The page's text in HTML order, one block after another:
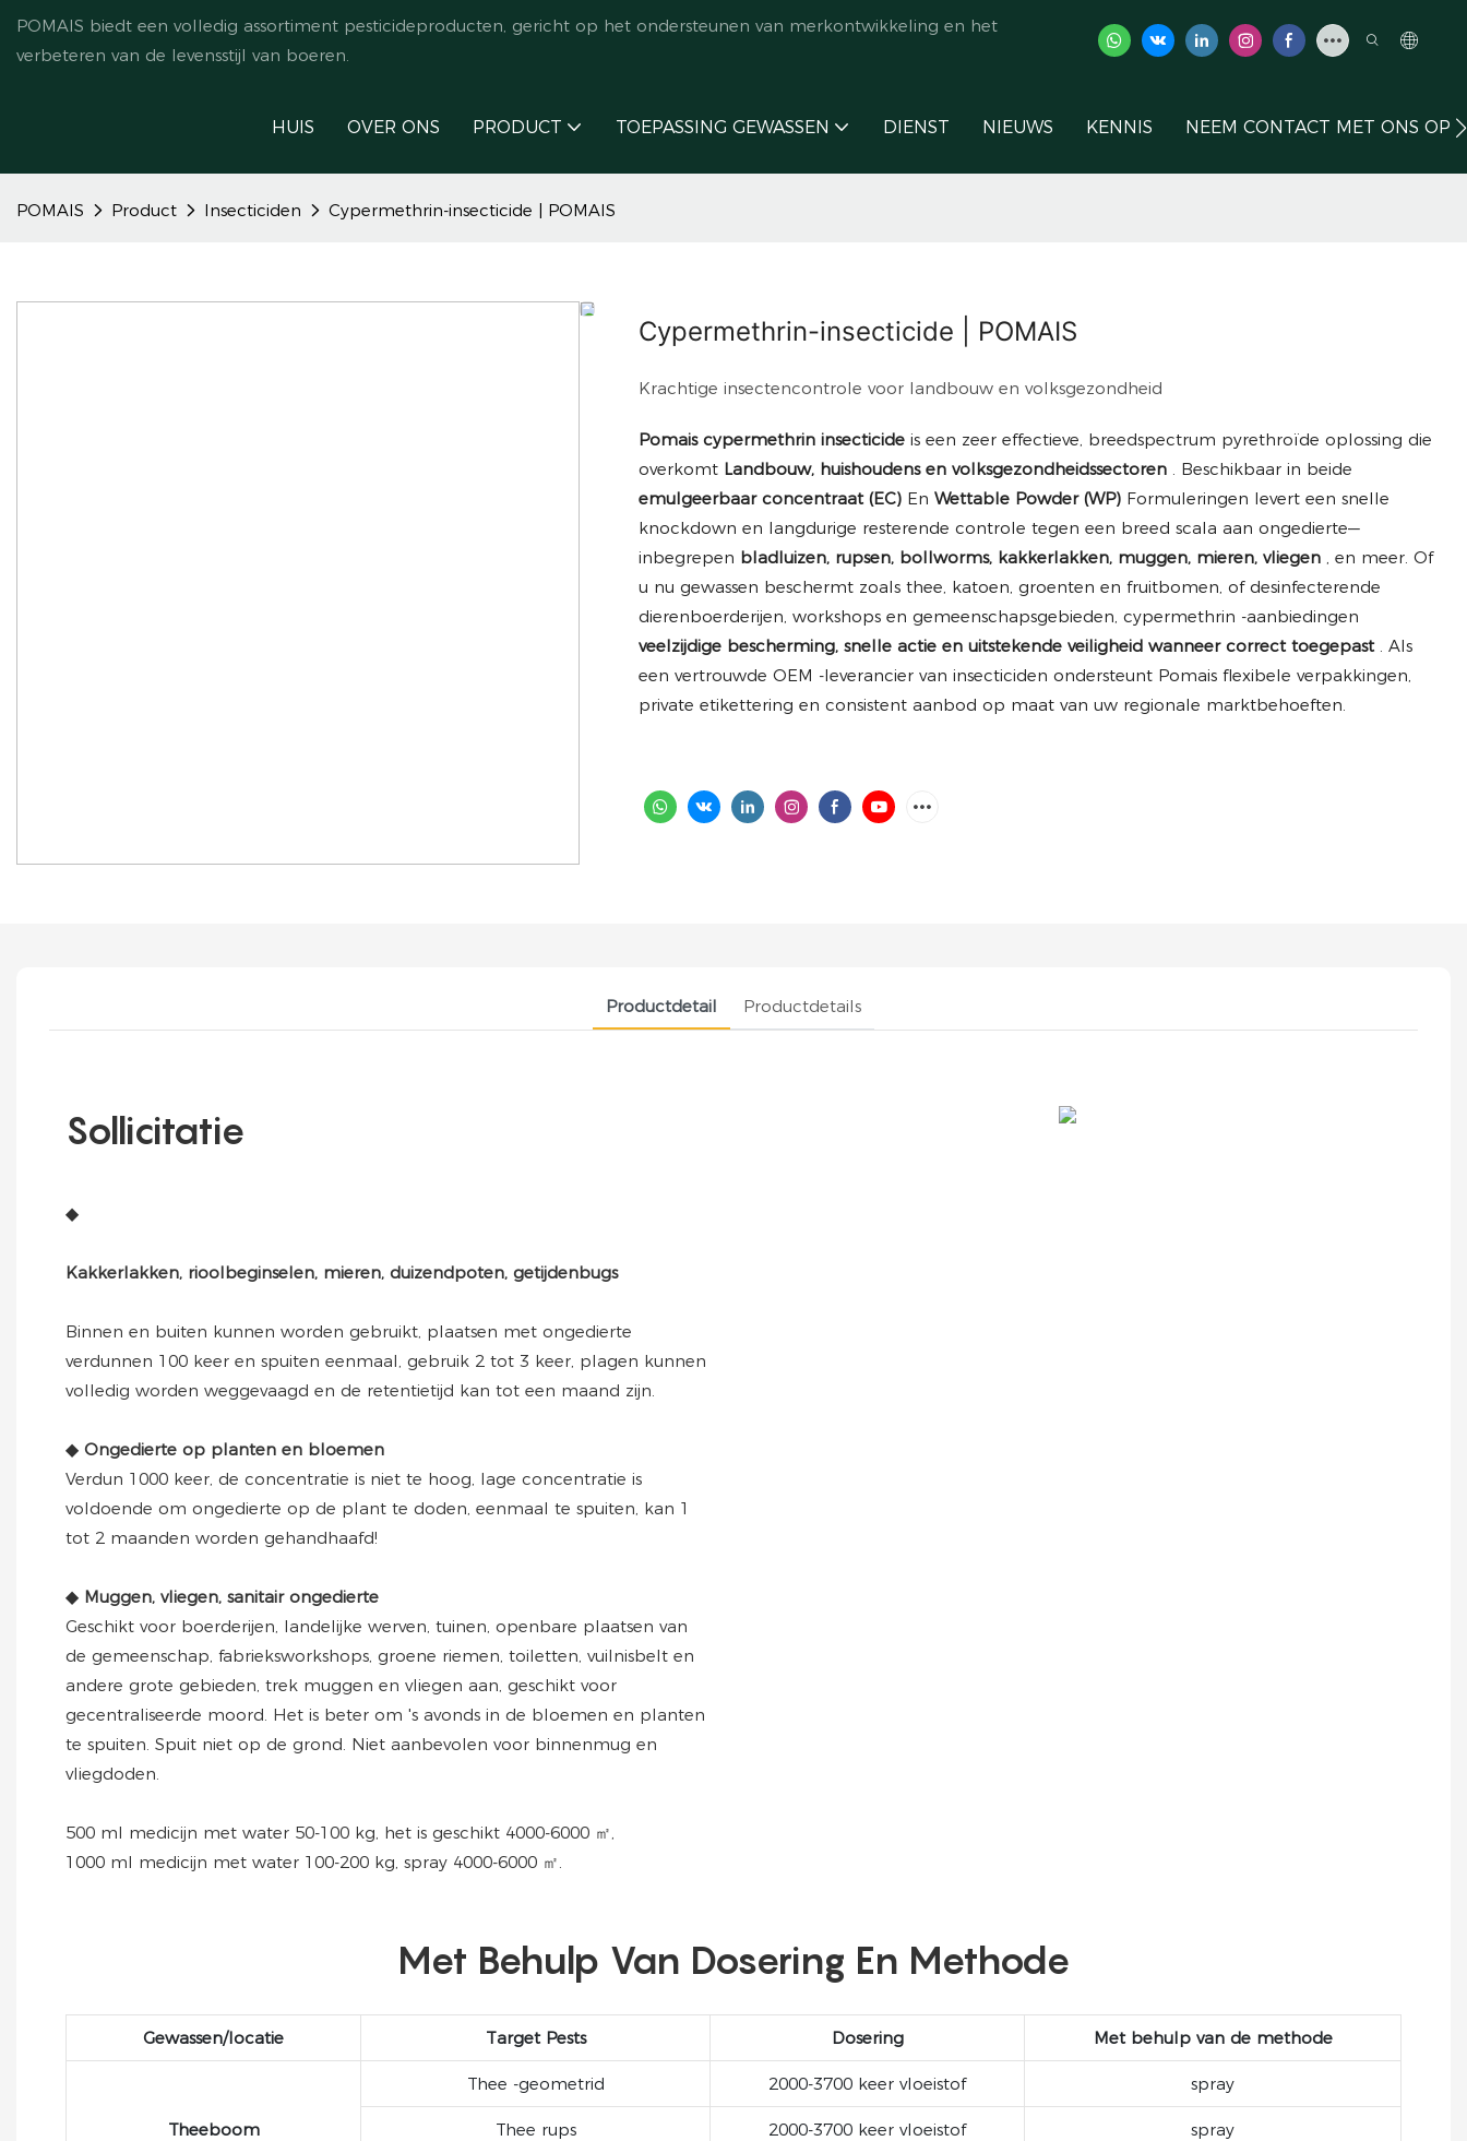
POMAIS biedt een volledig assortiment pesticideproducten, gericht op het ondersteunen van merkontwikkeling en het
verbeteren van de levensstijl van boeren.
HUIS OVER ONS PRODUCT TOEPASSING GEWASSEN DIENST NIEUWS KENNIS NEEM CONTACT MET ONS OP
POMAIS Product Insecticiden Cypermethrin-insecticide | POMAIS
Cypermethrin-insecticide | POMAIS
Krachtige insectencontrole voor landbouw en volksgezondheid
Pomais cypermethrin insecticide is een zeer effectieve, breedspectrum pyrethroïde oplossing die
overkomt Landbouw, huishoudens en volksgezondheidssectoren
. Beschikbaar in beide
emulgeerbaar concentraat (EC) En Wettable Powder (WP) Formuleringen levert een snelle
knockdown en langdurige resterende controle tegen een breed scala aan ongedierte—
inbegrepen bladluizen, rupsen, bollworms, kakkerlakken, muggen, mieren, vliegen
, en meer. Of
u nu gewassen beschermt zoals thee, katoen, groenten en fruitbomen, of desinfecterende
dierenboerderijen, workshops en gemeenschapsgebieden, cypermethrin -aanbiedingen
veelzijdige bescherming, snelle actie en uitstekende veiligheid wanneer correct toegepast
. Als
een vertrouwde OEM -leverancier van insecticiden ondersteunt Pomais flexibele verpakkingen,
private etikettering en consistent aanbod op maat van uw regionale marktbehoeften.
Productdetail Productdetails
Sollicitatie
Binnen en buiten kunnen worden gebruikt, plaatsen met ongedierte
verdunnen 100 keer en spuiten eenmaal, gebruik 2 tot 3 keer, plagen kunnen
volledig worden weggevaagd en de retentietijd kan tot een maand zijn.
◆ Ongedierte op planten en bloemen
Verdun 1000 keer, de concentratie is niet te hoog, lage concentratie is
voldoende om ongedierte op de plant te doden, eenmaal te spuiten, kan 1
tot 2 maanden worden gehandhaafd!
◆ Muggen, vliegen, sanitair ongedierte
Geschikt voor boerderijen, landelijke werven, tuinen, openbare plaatsen van
de gemeenschap, fabrieksworkshops, groene riemen, toiletten, vuilnisbelt en
andere grote gebieden, trek muggen en vliegen aan, geschikt voor
gecentraliseerde moord. Het is beter om 's avonds in de bloemen en planten
te spuiten. Spuit niet op de grond. Niet aanbevolen voor binnenmug en
vliegdoden.
500 ml medicijn met water 50-100 kg, het is geschikt 4000-6000 ㎡,
1000 ml medicijn met water 100-200 kg, spray 4000-6000 ㎡.
Met Behulp Van Dosering En Methode
Gewassen/locatie Target Pests Dosering Met behulp van de methode
Theeboom
Thee -geometrid 2000-3700 keer vloeistof spray
Thee rups 2000-3700 keer vloeistof spray